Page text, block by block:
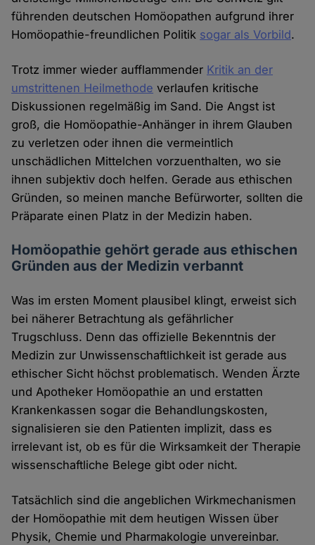
führenden deutschen Homöopathen aufgrund ihrer
Homöopathie-freundlichen Politik sogar als Vorbild.
Trotz immer wieder aufflammender Kritik an der
umstrittenen Heilmethode verlaufen kritische
Diskussionen regelmäßig im Sand. Die Angst ist
groß, die Homöopathie-Anhänger in ihrem Glauben
zu verletzen oder ihnen die vermeintlich
unschädlichen Mittelchen vorzuenthalten, wo sie
ihnen subjektiv doch helfen. Gerade aus ethischen
Gründen, so meinen manche Befürworter, sollten die
Präparate einen Platz in der Medizin haben.
Homöopathie gehört gerade aus ethischen
Gründen aus der Medizin verbannt
Was im ersten Moment plausibel klingt, erweist sich
bei näherer Betrachtung als gefährlicher
Trugschluss. Denn das offizielle Bekenntnis der
Medizin zur Unwissenschaftlichkeit ist gerade aus
ethischer Sicht höchst problematisch. Wenden Ärzte
und Apotheker Homöopathie an und erstatten
Krankenkassen sogar die Behandlungskosten,
signalisieren sie den Patienten implizit, dass es
irrelevant ist, ob es für die Wirksamkeit der Therapie
wissenschaftliche Belege gibt oder nicht.
Tatsächlich sind die angeblichen Wirkmechanismen
der Homöopathie mit dem heutigen Wissen über
Physik, Chemie und Pharmakologie unvereinbar.